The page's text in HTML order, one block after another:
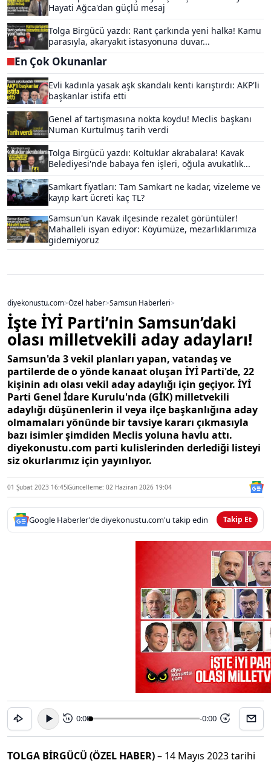
Hayati Ağca'dan güçlü mesaj
Tolga Birgücü yazdı: Rant çarkında yeni halka! Kamu
parasıyla, akaryakıt istasyonuna duvar...
En Çok Okunanlar
Evli kadınla yasak aşk skandalı kenti karıştırdı: AKP'li
başkanlar istifa etti
Genel af tartışmasına nokta koydu! Meclis başkanı
Numan Kurtulmuş tarih verdi
Tolga Birgücü yazdı: Koltuklar akrabalara! Kavak
Belediyesi'nde babaya fen işleri, oğula avukatlık...
Samkart fiyatları: Tam Samkart ne kadar, vizeleme ve
kayıp kart ücreti kaç TL?
Samsun'un Kavak ilçesinde rezalet görüntüler!
Mahalleli isyan ediyor: Köyümüze, mezarlıklarımıza
gidemiyoruz
diyekonustu.com>Özel haber>Samsun Haberleri>
İşte İYİ Parti’nin Samsun’daki
olası milletvekili aday adayları!
Samsun'da 3 vekil planları yapan, vatandaş ve
partilerde de o yönde kanaat oluşan İYİ Parti'de, 22
kişinin adı olası vekil aday adaylığı için geçiyor. İYİ
Parti Genel İdare Kurulu'nda (GİK) milletvekili
adaylığı düşünenlerin il veya ilçe başkanlığına aday
olmamaları yönünde bir tavsiye kararı çıkmasıyla
bazı isimler şimdiden Meclis yoluna havlu attı.
diyekonustu.com parti kulislerinden derlediği listeyi
siz okurlarımız için yayınlıyor.
01 Şubat 2023 16:45Güncelleme: 02 Haziran 2026 19:04
Google Haberler'de diyekonustu.com'u takip edin Takip Et
15 0:00 -0:00 15
TOLGA BİRGÜCÜ (ÖZEL HABER)– 14 Mayıs 2023 tarihi